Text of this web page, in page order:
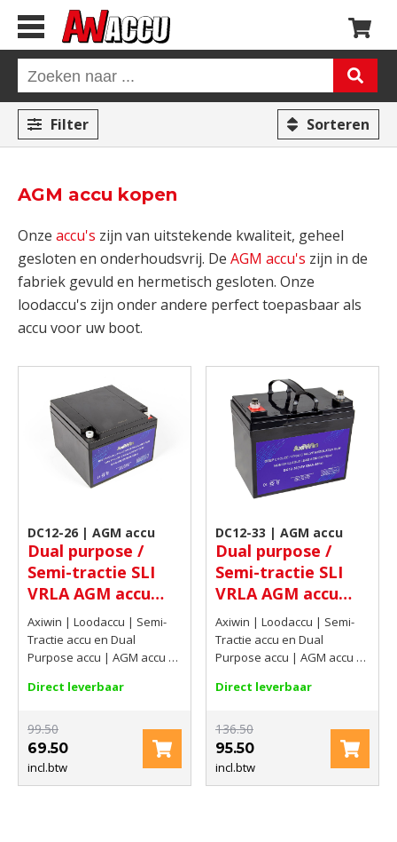
Filter Sorteren
AGM accu kopen
Onze accu's zijn van uitstekende kwaliteit, geheel
gesloten en onderhoudsvrij. De AGM accu's zijn in de
fabriek gevuld en hermetisch gesloten. Onze
loodaccu's zijn onder andere perfect toepasbaar als
accu voor uw boot.
DC12-26 | AGM accu
Dual purpose /
Semi-tractie SLI
VRLA AGM accu
12V 26Ah(C20)
Axiwin | Loodaccu | Semi-
Tractie accu en Dual
Purpose accu | AGM accu |
Direct leverbaar
99.50
69.50
incl.btw
DC12-33 | AGM accu
Dual purpose /
Semi-tractie SLI
VRLA AGM accu
12V 34,62Ah(C20)
Axiwin | Loodaccu | Semi-
Tractie accu en Dual
Purpose accu | AGM accu |
Direct leverbaar
136.50
95.50
incl.btw